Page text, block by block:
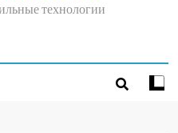
технологии